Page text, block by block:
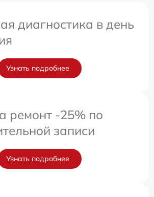
диагностика в день
Узнать подробнее
ремонт -25% по
записи
Узнать подробнее